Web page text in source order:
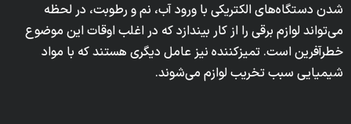
شدن دستگاه‌های الکتریکی با ورود آب، نم و رطوبت، در لحظه
می‌تواند لوازم برقی را از کار بیندازد که در اغلب اوقات این موضوع
خطرآفرین است. تمیزکننده نیز عامل دیگری هستند که با مواد
شیمیایی سبب تخریب لوازم می‌شوند.